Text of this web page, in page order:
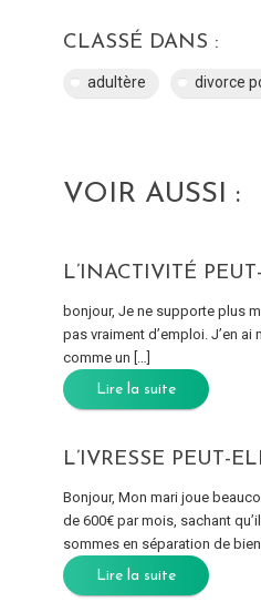
CLASSÉ DANS :
adultère divorce
VOIR AUSSI :
L’INACTIVITÉ
bonjour, Je ne supporte plus
pas vraiment d’emploi. J’en
comme un […]
Lire la suite
L’IVRESSE PEUT-
Bonjour, Mon mari joue
de 600€ par mois, sachant
sommes en séparation de
Lire la suite